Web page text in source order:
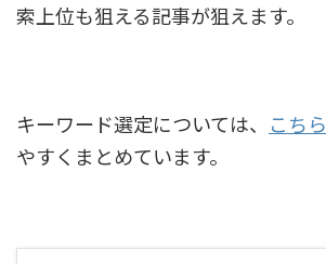
索上位も狙える記事が狙えます。
キーワード選定については、 こちら
やすくまとめています。